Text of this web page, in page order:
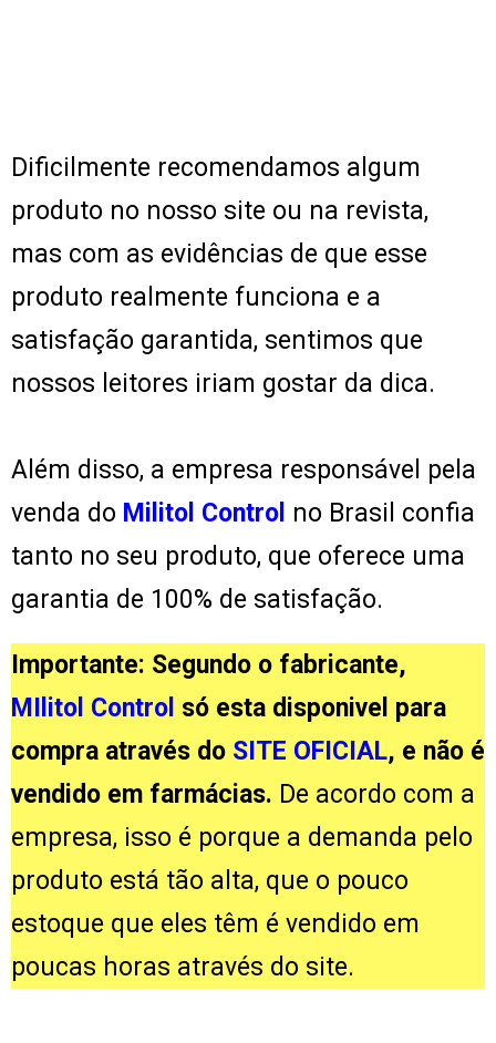
Dificilmente recomendamos algum
produto no nosso site ou na revista,
mas com as evidências de que esse
produto realmente funciona e a
satisfação garantida, sentimos que
nossos leitores iriam gostar da dica.
Além disso, a empresa responsável pela
venda do Militol Control no Brasil confia
tanto no seu produto, que oferece uma
garantia de 100% de satisfação.
Importante: Segundo o fabricante,
MIlitol Control só esta disponivel para
compra através do SITE OFICIAL, e não é
vendido em farmácias. De acordo com a
empresa, isso é porque a demanda pelo
produto está tão alta, que o pouco
estoque que eles têm é vendido em
poucas horas através do site.